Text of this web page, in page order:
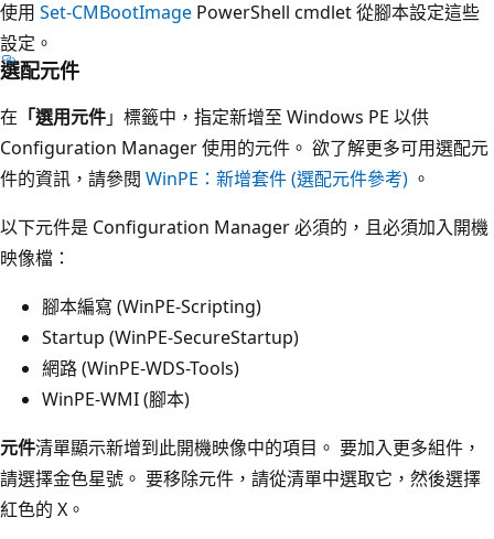
使用 Set-CMBootImage PowerShell cmdlet 從腳本設定這些
設定。
選配元件
在 「選用元件」標籤中，指定新增至 Windows PE 以供
Configuration Manager 使用的元件。 欲了解更多可用選配元
件的資訊，請參閱 WinPE：新增套件 (選配元件參考) 。
以下元件是 Configuration Manager 必須的，且必須加入開機
映像檔：
腳本編寫 (WinPE-Scripting)
Startup (WinPE-SecureStartup)
網路 (WinPE-WDS-Tools)
WinPE-WMI (腳本)
元件清單顯示新增到此開機映像中的項目。 要加入更多組件，
請選擇金色星號。 要移除元件，請從清單中選取它，然後選擇
紅色的 X。